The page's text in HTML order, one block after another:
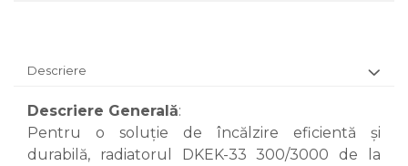
Descriere
Descriere Generală:
Pentru o soluție de încălzire eficientă și
durabilă, radiatorul DKEK-33 300/3000 de la